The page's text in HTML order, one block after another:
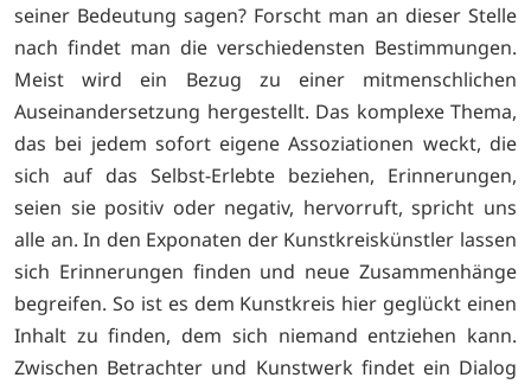
seiner Bedeutung sagen? Forscht man an dieser Stelle
nach findet man die verschiedensten Bestimmungen.
Meist wird ein Bezug zu einer mitmenschlichen
Auseinandersetzung hergestellt. Das komplexe Thema,
das bei jedem sofort eigene Assoziationen weckt, die
sich auf das Selbst-Erlebte beziehen, Erinnerungen,
seien sie positiv oder negativ, hervorruft, spricht uns
alle an. In den Exponaten der Kunstkreiskünstler lassen
sich Erinnerungen finden und neue Zusammenhänge
begreifen. So ist es dem Kunstkreis hier geglückt einen
Inhalt zu finden, dem sich niemand entziehen kann.
Zwischen Betrachter und Kunstwerk findet ein Dialog